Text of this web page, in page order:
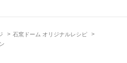
石窯ドーム オリジナルレシピ